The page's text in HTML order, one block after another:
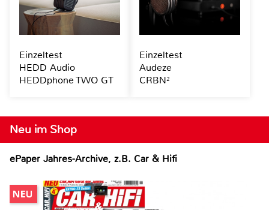
Neu im Shop
ePaper Jahres-Archive, z.B. Car & Hifi
Einzeltest
HEDD Audio
HEDDphone TWO GT
Einzeltest
Audeze
CRBN²